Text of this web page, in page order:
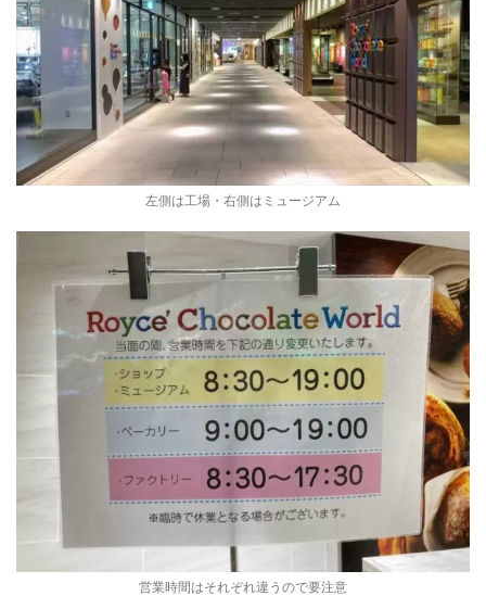
左側は工場・右側はミュージアム
営業時間はそれぞれ違うので要注意